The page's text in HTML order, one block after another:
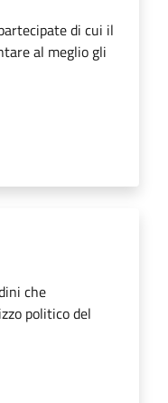
di cui il
al meglio gli
che
politico del